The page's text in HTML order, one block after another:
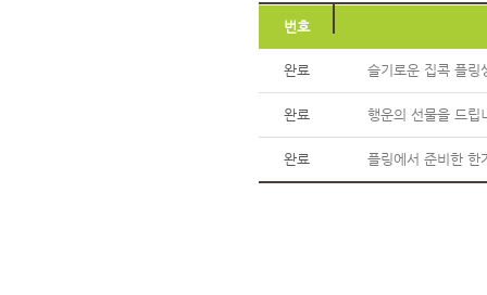
번호
완료 슬기로운 집콕 플링
완료 행운의 선물을 드립
완료 플링에서 준비한 한